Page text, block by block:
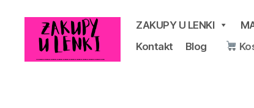
ZAKUPY U LENKI
Kontakt
Blog